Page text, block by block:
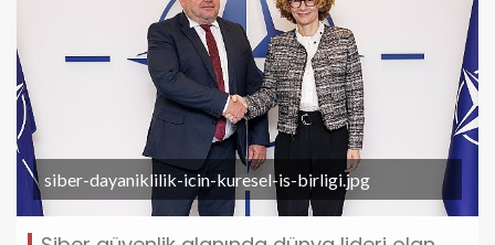
siber-dayaniklilik-icin-kuresel-is-birligi.jpg